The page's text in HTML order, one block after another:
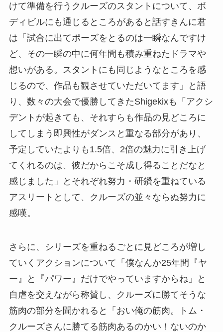
けて準備を行うクルーズのスタントについて、ボ
ディビルにも通じるところがあると話すきんに君
は「試合に出てポーズをとるのは一瞬なんですけ
ど、その一瞬の中に何年間も積み重ねたドラマや
想いがある。スタントにも同じようなところを感
じるので、作品も観させていただいてます」と語
り、数々の大会で優勝してきたShigekixも「アクシ
デントが起きても、それすらも作品の見どころに
してしまう即興性がダンスと重なる部分があり、
予定していたよりも1.5倍、2倍の魅力に引き上げ
てくれるのは、彼だからこそ成し得ることだなと
感じました」とそれぞれ努力・研鑽を重ねている
アスリートとして、クルーズの並々ならぬ努力に
感嘆。
さらに、シリーズを重ねるごとに見どころが増し
ていくアクションについて「僕なんか25年間『ヤ
ー』と『パワー』だけでやっていますからね」と
自虐を交えながら称賛し、クルーズに勝てそうな
筋肉の部分を聞かれると「おい俺の筋肉。トム・
クルーズさんに勝てる筋肉あるのかい！ないのか